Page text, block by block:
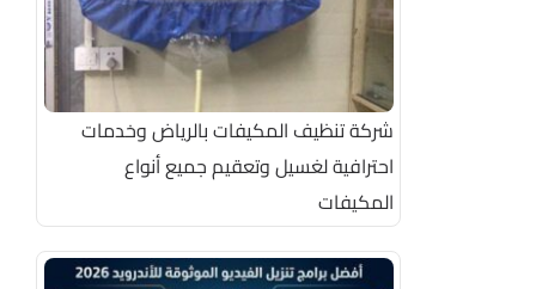
شركة تنظيف المكيفات بالرياض وخدمات
احترافية لغسيل وتعقيم جميع أنواع
المكيفات